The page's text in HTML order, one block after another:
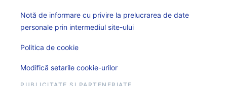
Notă de informare cu privire la prelucrarea de date
personale prin intermediul site-ului
Politica de cookie
Modifică setarile cookie-urilor